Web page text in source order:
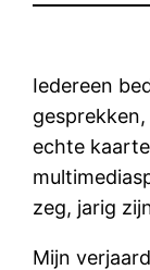
Iedereen
echte
zeg, jarig
Mijn